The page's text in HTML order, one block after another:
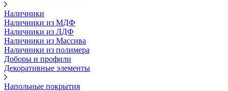
Наличники
Наличники из МДФ
Наличники из ЛДФ
Наличники из Массива
Наличники из полимера
Доборы и профили
Декоративные элементы
Напольные покрытия